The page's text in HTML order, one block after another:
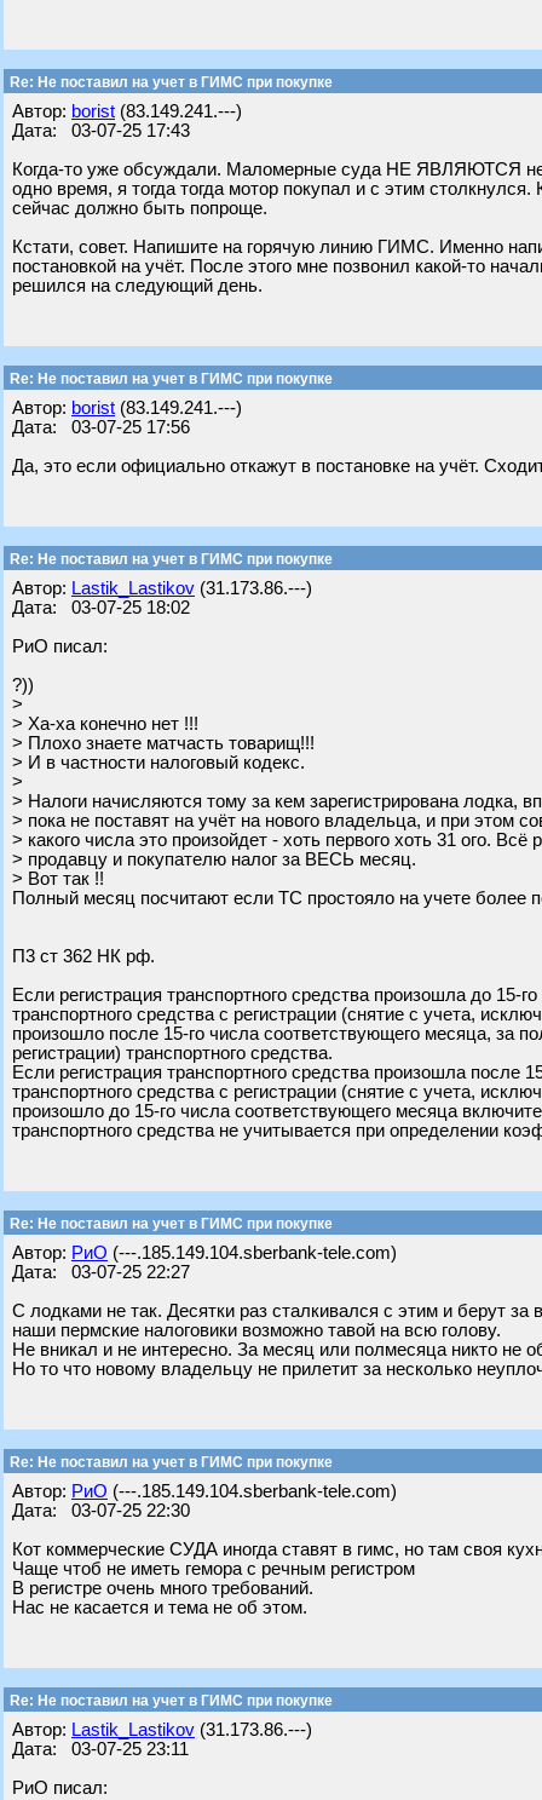
Re: Не поставил на учет в ГИМС при покупке
Автор: borist (83.149.241.---)
Дата: 03-07-25 17:43
Когда-то уже обсуждали. Маломерные суда НЕ ЯВЛЯЮТСЯ
одно время, я тогда тогда мотор покупал и с этим
сейчас должно быть попроще.
Кстати, совет. Напишите на горячую линию ГИМС. Именно
постановкой на учёт. После этого мне позвонил какой-то
решился на следующий день.
Re: Не поставил на учет в ГИМС при покупке
Автор: borist (83.149.241.---)
Дата: 03-07-25 17:56
Да, это если официально откажут в постановке на учёт.
Re: Не поставил на учет в ГИМС при покупке
Автор: Lastik_Lastikov (31.173.86.---)
Дата: 03-07-25 18:02
РиО писал:
?))
>
> Ха-ха конечно нет !!!
> Плохо знаете матчасть товарищ!!!
> И в частности налоговый кодекс.
>
> Налоги начисляются тому за кем зарегистрирована лодка,
> пока не поставят на учёт на нового владельца, и при этом
> какого числа это произойдет - хоть первого хоть 31 ого. Всё
> продавцу и покупателю налог за ВЕСЬ месяц.
> Вот так !!
Полный месяц посчитают если ТС простояло на учете более
П3 ст 362 НК рф.
Если регистрация транспортного средства произошла до 15-
транспортного средства с регистрации (снятие с учета,
произошло после 15-го числа соответствующего месяца, за
регистрации) транспортного средства.
Если регистрация транспортного средства произошла после
транспортного средства с регистрации (снятие с учета,
произошло до 15-го числа соответствующего месяца
транспортного средства не учитывается при определении
Re: Не поставил на учет в ГИМС при покупке
Автор: РиО (---.185.149.104.sberbank-tele.com)
Дата: 03-07-25 22:27
С лодками не так. Десятки раз сталкивался с этим и берут
наши пермские налоговики возможно тавой на всю голову.
Не вникал и не интересно. За месяц или полмесяца никто не
Но то что новому владельцу не прилетит за несколько
Re: Не поставил на учет в ГИМС при покупке
Автор: РиО (---.185.149.104.sberbank-tele.com)
Дата: 03-07-25 22:30
Кот коммерческие СУДА иногда ставят в гимс, но там своя
Чаще чтоб не иметь гемора с речным регистром
В регистре очень много требований.
Нас не касается и тема не об этом.
Re: Не поставил на учет в ГИМС при покупке
Автор: Lastik_Lastikov (31.173.86.---)
Дата: 03-07-25 23:11
РиО писал: